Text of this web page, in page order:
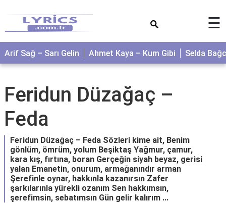
☰
Arif Sağ – Sarı Gelin Ahmet Kaya – Kum Gibi Selda
Feridun Düzağaç –
Feda
Feridun Düzağaç – Feda Sözleri kime ait, Benim
gönlüm, ömrüm, yolum Beşiktaş Yağmur, çamur,
kara kış, fırtına, boran Gerçeğin siyah beyaz, gerisi
yalan Emanetin, onurum, armağanındır arman
Şerefinle oynar, hakkınla kazanırsın Zafer
şarkılarınla yürekli ozanım Sen hakkımsın,
şerefimsin, sebatımsın Gün gelir kalırım ...